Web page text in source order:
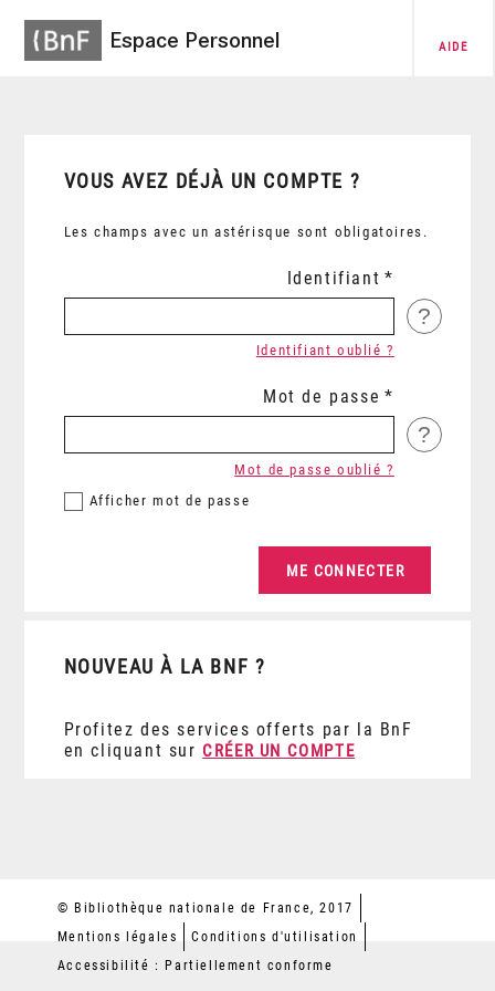
Espace Personnel AIDE
VOUS AVEZ DÉJÀ UN COMPTE ?
Les champs avec un astérisque sont obligatoires.
Identifiant
?
Identifiant oublié ?
Mot de passe
?
Afficher mot de passe
Mot de passe oublié ?
NOUVEAU À LA BNF ?
Profitez des services offerts par la BnF
en cliquant sur CRÉER UN COMPTE
© Bibliothèque nationale de France, 2017
Mentions légales
Conditions d'utilisation
Accessibilité : Partiellement conforme